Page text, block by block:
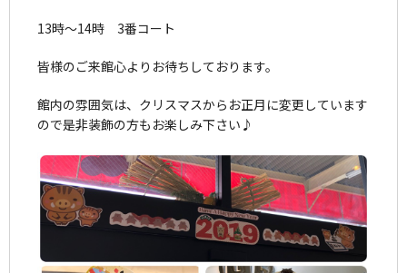
13時～14時 3番コート
皆様のご来館心よりお待ちしております。
館内の雰囲気は、クリスマスからお正月に変更しています
ので是非装飾の方もお楽しみ下さい♪